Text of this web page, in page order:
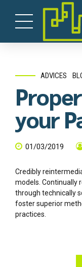
ADVICES
your
01/03/2019
Credibly
models. Continually
through technically
foster superior
practices.